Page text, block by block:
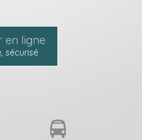
en ligne
sécurisé